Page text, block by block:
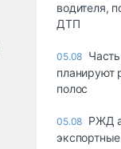
водителя,
ДТП
05.08
планируют
полос
05.08 РЖД